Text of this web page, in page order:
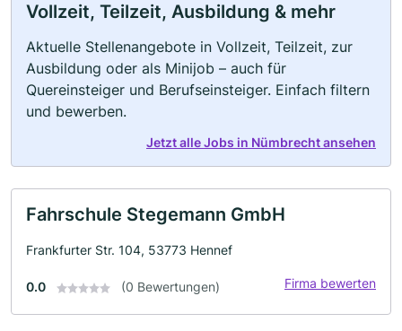
Vollzeit, Teilzeit, Ausbildung & mehr
Aktuelle Stellenangebote in Vollzeit, Teilzeit, zur
Ausbildung oder als Minijob – auch für
Quereinsteiger und Berufseinsteiger. Einfach filtern
und bewerben.
Jetzt alle Jobs in Nümbrecht ansehen
Fahrschule Stegemann GmbH
Frankfurter Str. 104, 53773 Hennef
0.0 (0 Bewertungen) Firma bewerten